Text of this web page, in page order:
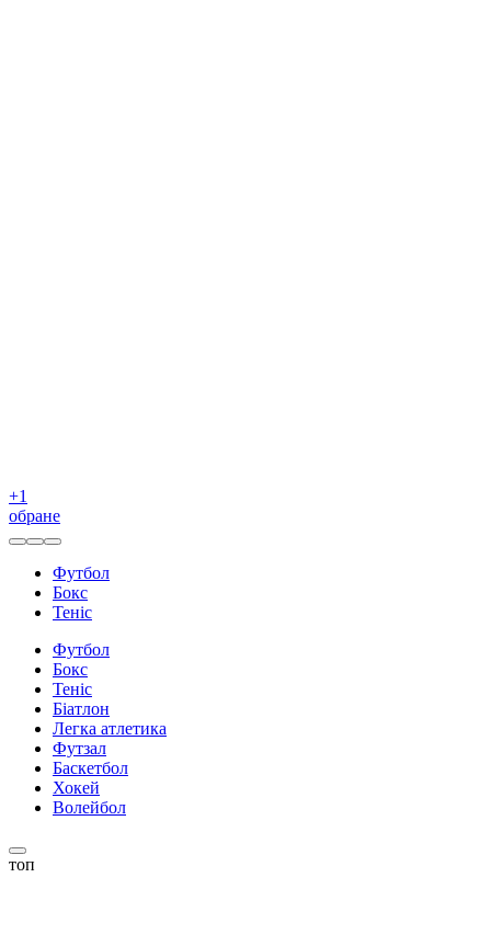
+1
обране
Футбол
Бокс
Теніс
Футбол
Бокс
Теніс
Біатлон
Легка атлетика
Футзал
Баскетбол
Хокей
Волейбол
топ